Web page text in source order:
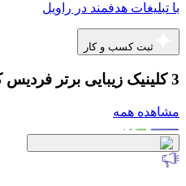
با تبلیغات هدفمند در راویل
ثبت کسب و کار
3 کلینیک زیبایی برتر فردیس کرج
مشاهده همه